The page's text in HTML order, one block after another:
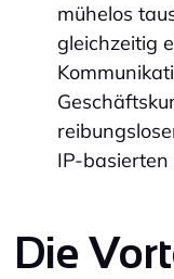
mühelos
gleichzeitig
IP-basierten
Die